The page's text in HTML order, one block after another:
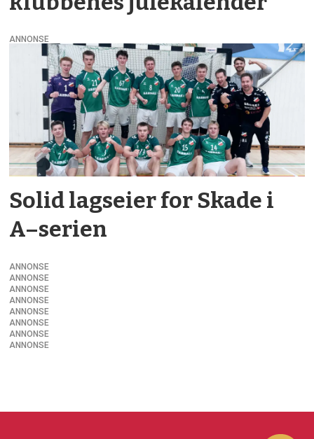
ANNONSE
Solid lagseier for Skade i
A–serien
ANNONSE
ANNONSE
ANNONSE
ANNONSE
ANNONSE
ANNONSE
ANNONSE
ANNONSE